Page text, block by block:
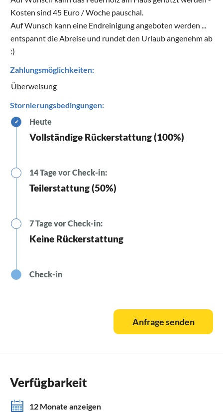
Kosten sind 45 Euro / Woche pauschal.
Auf Wunsch kann eine Endreinigung angeboten werden ...
entspannt die Abreise und rundet den Urlaub angenehm ab
:)
Zahlungsmöglichkeiten:
Überweisung
Stornierungsbedingungen:
✔ Heute
Vollständige Rückerstattung (100%)
14 Tage vor Check-in:
Teilerstattung (50%)
7 Tage vor Check-in:
Keine Rückerstattung
Check-in
Anfrage senden
Verfügbarkeit
12 Monate anzeigen